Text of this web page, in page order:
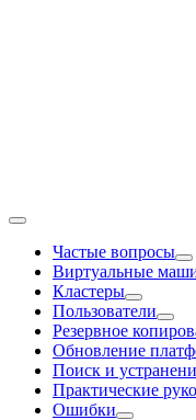
Частые вопросы
Виртуальные
Кластеры
Пользователи
Резервное
Обновление
Поиск и
Практические
Ошибки